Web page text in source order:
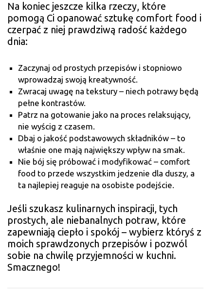
Na koniec jeszcze kilka rzeczy, które
pomogą Ci opanować sztukę comfort food i
czerpać z niej prawdziwą radość każdego
dnia:
Zaczynaj od prostych przepisów i stopniowo
wprowadzaj swoją kreatywność.
Zwracaj uwagę na tekstury – niech potrawy będą
pełne kontrastów.
Patrz na gotowanie jako na proces relaksujący,
nie wyścig z czasem.
Dbaj o jakość podstawowych składników – to
właśnie one mają największy wpływ na smak.
Nie bój się próbować i modyfikować – comfort
food to przede wszystkim jedzenie dla duszy, a
ta najlepiej reaguje na osobiste podejście.
Jeśli szukasz kulinarnych inspiracji, tych
prostych, ale niebanalnych potraw, które
zapewniają ciepło i spokój – wybierz któryś z
moich sprawdzonych przepisów i pozwól
sobie na chwilę przyjemności w kuchni.
Smacznego!